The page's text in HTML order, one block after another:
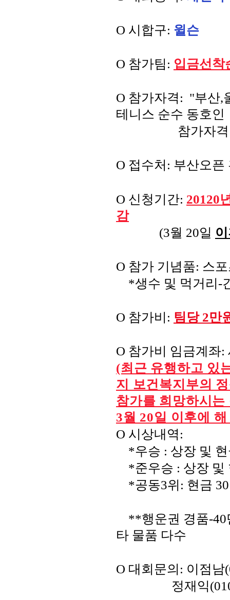
O 시합구: 윌슨
O 참가팀: 입금선착
O 참가자격: "부산,
테니스 순수 동호인
참가자격 세
O 접수처 : 부산오
O 신청기간: 20120
감
(3월 20일
O 참가 기념품: 스
*생수 및 먹거리-
O 참가비 : 팀당 2만
O 참가비 임금계좌:
(최근 유행하고 있
지 보건복지부의
참가를 희망하시
3월 20일 이후에
O 시상내역:
*우승 : 상장 및
*준우승 : 상장 및
*공동3위 : 현금 30
**행운권 경품-40
타 물품 다수
O 대회문의 : 이점남
정재익